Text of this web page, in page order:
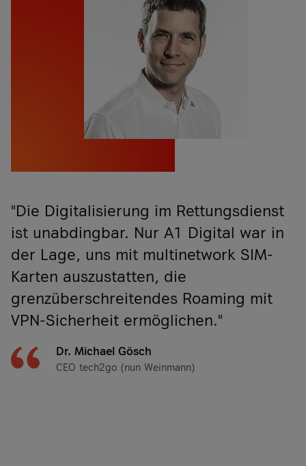
"Die Digitalisierung im Rettungsdienst
ist unabdingbar. Nur A1 Digital war in
der Lage, uns mit multinetwork SIM-
Karten auszustatten, die
grenzüberschreitendes Roaming mit
VPN-Sicherheit ermöglichen."
Dr. Michael Gösch
CEO tech2go (nun Weinmann)